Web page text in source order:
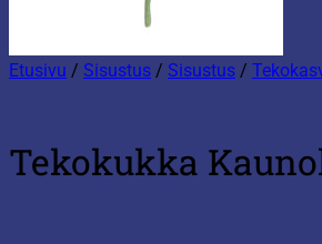
Etusivu / Sisustus / Sisustus /
Tekokukka